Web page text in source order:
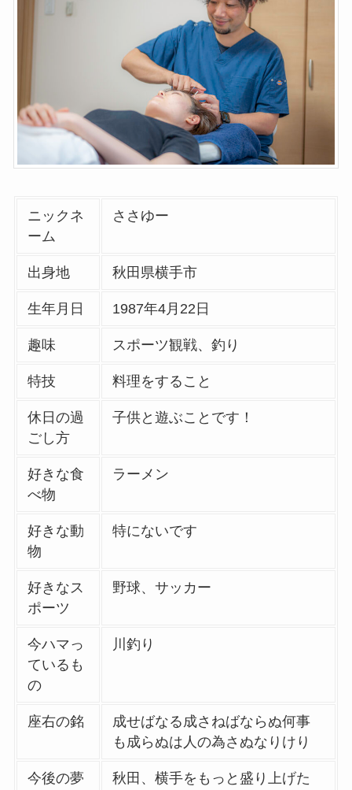
ニックネ
ーム
ささゆー
出身地 秋田県横手市
生年月日 1987年4月22日
趣味 スポーツ観戦、釣り
特技 料理をすること
休日の過
ごし方
子供と遊ぶことです！
好きな食
べ物
ラーメン
好きな動
物
特にないです
好きなス
ポーツ
野球、サッカー
今ハマっ
ているも
の
川釣り
座右の銘
成せばなる成さねばならぬ何事
も成らぬは人の為さぬなりけり
今後の夢
秋田、横手をもっと盛り上げた